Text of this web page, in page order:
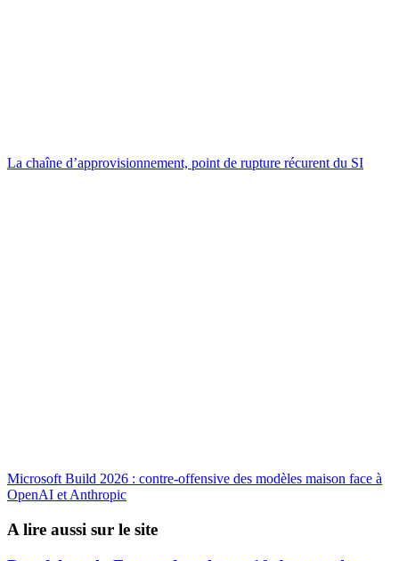
La chaîne d’approvisionnement, point de rupture récurent du SI
Microsoft Build 2026 : contre-offensive des modèles maison face à
OpenAI et Anthropic
A lire aussi sur le site